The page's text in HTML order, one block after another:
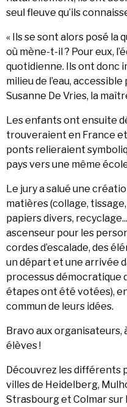
seul fleuve qu’ils
« Ils se sont alors posé la
où mène-t-il ? Pour eux,
quotidienne. Ils ont donc
milieu de l’eau,
Susanne De Vries, la
Les enfants ont ensuite
trouveraient en France
ponts relieraient
pays vers une même
Le jury a salué une
matières (collage,
papiers divers,
ascenseur pour les
cordes d’escalade, des
un départ et une arrivée
processus démocratique
étapes ont été votées),
commun de leurs idées.
Bravo aux
élèves !
Découvrez les différents
villes de Heidelberg,
Strasbourg et Colmar sur